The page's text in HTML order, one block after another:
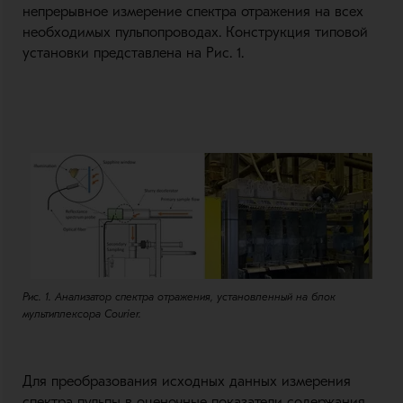
непрерывное измерение спектра отражения на всех
необходимых пульпопроводах. Конструкция типовой
установки представлена на Рис. 1.
Рис. 1. Анализатор спектра отражения, установленный на блок
мультиплексора Courier.
Для преобразования исходных данных измерения